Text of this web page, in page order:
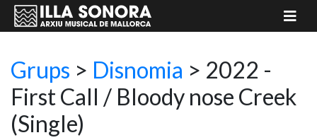
Grups > Disnomia > 2022 -
First Call / Bloody nose Creek
(Single)